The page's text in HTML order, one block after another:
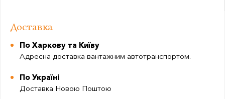
Доставка
По Харкову та Київу
Адресна доставка вантажним автотранспортом.
По Україні
Доставка Новою Поштою